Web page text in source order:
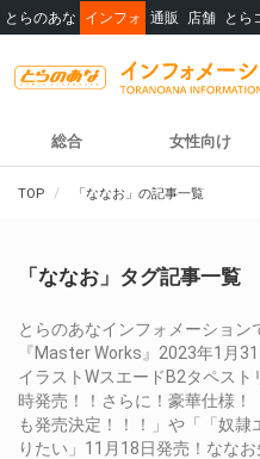
とらのあな インフォ 通販 店舗 とら
総合 女性向け
TOP 「ななお」の記事一覧
「ななお」タグ記事一覧
とらのあなインフォメーショ
『Master Works』2023年1月
イラストWスエードB2タペス
時発売！！さらに！豪華仕様！
も発売決定！！！」や「「奴
りたい」11月18日発売！なな